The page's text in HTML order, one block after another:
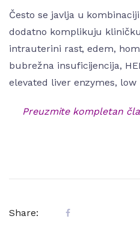
Često se javlja u
dodatno komplikuju
intrauterini rast, edem,
bubrežna insuficijencija,
elevated liver enzymes,
Preuzmite kompletan
Share: